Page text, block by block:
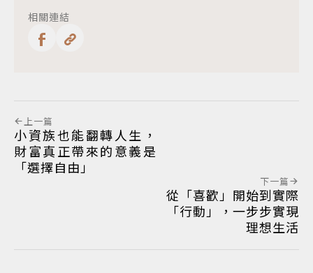
相關連結
上一篇
小資族也能翻轉人生，
財富真正帶來的意義是
「選擇自由」
下一篇
從「喜歡」開始到實際
「行動」，一步步實現
理想生活